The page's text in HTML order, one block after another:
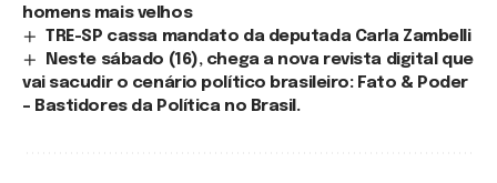
homens mais velhos
TRE-SP cassa mandato da deputada Carla Zambelli
Neste sábado (16), chega a nova revista digital que
vai sacudir o cenário político brasileiro: Fato & Poder
– Bastidores da Política no Brasil.